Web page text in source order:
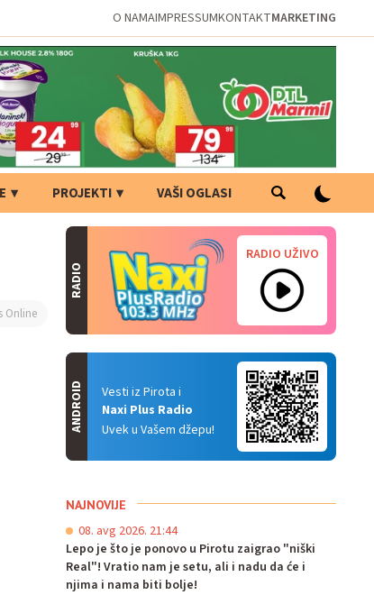
O NAMAIMPRESSUMKONTAKTMARKETING
PROJEKTI VAŠI OGLASI
Online
RADIO
RADIO UŽIVO
Vesti iz Pirota i
Naxi Plus Radio
Uvek u Vašem džepu!
ANDROID
NAJNOVIJE
08. avg 2026. 21:44
Lepo je što je ponovo u Pirotu zaigrao "niški
Real"! Vratio nam je setu, ali i nadu da će i
njima i nama biti bolje!